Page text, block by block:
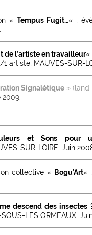
« Tempus Fugit…« ,
de l’artiste en travailleur« ,
artiste, MAUVES-SUR-
Signalétique »
2009.
et Sons pour
SUR-LOIRE, Juin
collective « Bogu’Art«
descend des insectes
LES ORMEAUX,